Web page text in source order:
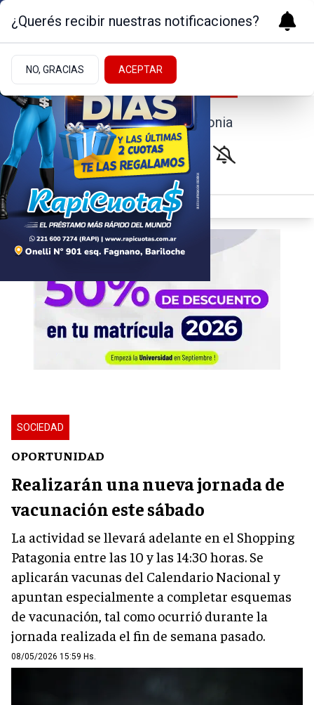
Noticias de la Patagonia
SOCIEDAD
OPORTUNIDAD
Realizarán una nueva jornada de
vacunación este sábado
La actividad se llevará adelante en el Shopping
Patagonia entre las 10 y las 14:30 horas. Se
aplicarán vacunas del Calendario Nacional y
apuntan especialmente a completar esquemas
de vacunación, tal como ocurrió durante la
jornada realizada el fin de semana pasado.
08/05/2026 15:59 Hs.
¿Querés recibir nuestras notificaciones?
NO, GRACIAS ACEPTAR